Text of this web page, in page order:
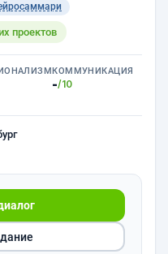
проектов
КОММУНИКАЦИЯ
-/10